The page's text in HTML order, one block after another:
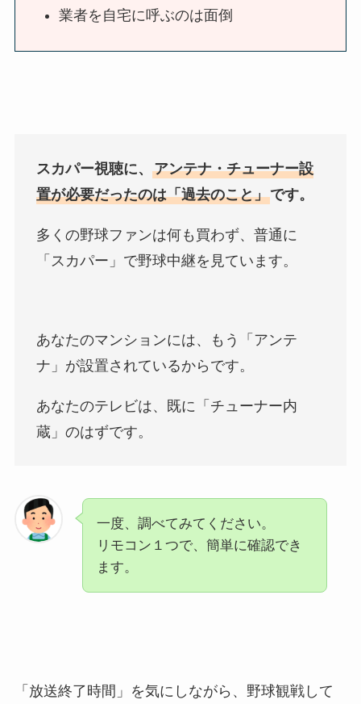
業者を自宅に呼ぶのは面倒
スカパー視聴に、 アンテナ・チューナー設
置が必要だったのは「過去のこと」です。
多くの野球ファンは何も買わず、普通に
「スカパー」で野球中継を見ています。
あなたのマンションには、もう「アンテ
ナ」が設置されているからです。
あなたのテレビは、既に「チューナー内
蔵」のはずです。
一度、調べてみてください。
リモコン１つで、簡単に確認でき
ます。
「放送終了時間」を気にしながら、野球観戦して